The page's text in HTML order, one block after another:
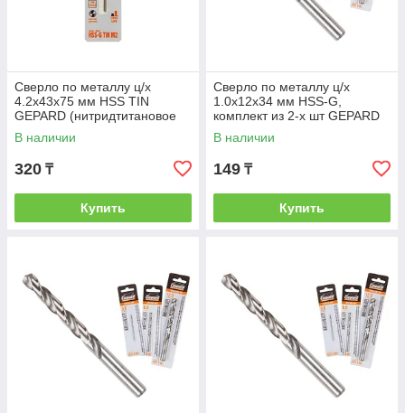
Сверло по металлу ц/х
4.2х43х75 мм HSS TIN
GEPARD (нитридтитановое
покрытие) (GEPARD)
(GP1342-075)
В наличии
320 ₸
Купить
Сверло по металлу ц/х
1.0х12х34 мм HSS-G,
комплект из 2-х шт GEPARD
(GEPARD) (GP0310-034)
В наличии
149 ₸
Купить